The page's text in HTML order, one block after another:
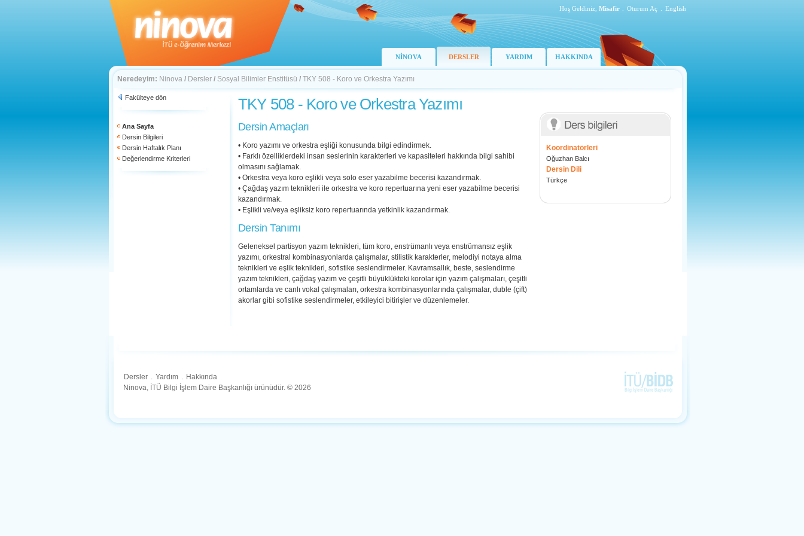
Hoş Geldiniz, Misafir Oturum Aç English
NİNOVA DERSLER YARDIM HAKKINDA
Neredeyim: Ninova / Dersler / Sosyal Bilimler Enstitüsü / TKY 508 - Koro ve Orkestra Yazımı
Fakülteye dön
Ana Sayfa
Dersin Bilgileri
Dersin Haftalık Planı
Değerlendirme Kriterleri
TKY 508 - Koro ve Orkestra Yazımı
Dersin Amaçları
• Koro yazımı ve orkestra eşliği konusunda bilgi edindirmek.
• Farklı özelliklerdeki insan seslerinin karakterleri ve kapasiteleri hakkında bilgi sahibi
olmasını sağlamak.
• Orkestra veya koro eşlikli veya solo eser yazabilme becerisi kazandırmak.
• Çağdaş yazım teknikleri ile orkestra ve koro repertuarına yeni eser yazabilme becerisi
kazandırmak.
• Eşlikli ve/veya eşliksiz koro repertuarında yetkinlik kazandırmak.
Dersin Tanımı
Geleneksel partisyon yazım teknikleri, tüm koro, enstrümanlı veya enstrümansız eşlik
yazımı, orkestral kombinasyonlarda çalışmalar, stilistik karakterler, melodiyi notaya alma
teknikleri ve eşlik teknikleri, sofistike seslendirmeler. Kavramsallık, beste, seslendirme
yazım teknikleri, çağdaş yazım ve çeşitli büyüklükteki korolar için yazım çalışmaları, çeşitli
ortamlarda ve canlı vokal çalışmaları, orkestra kombinasyonlarında çalışmalar, duble (çift)
akorlar gibi sofistike seslendirmeler, etkileyici bitirişler ve düzenlemeler.
Koordinatörleri
Oğuzhan Balcı
Dersin Dili
Türkçe
Dersler . Yardım . Hakkında
Ninova, İTÜ Bilgi İşlem Daire Başkanlığı ürünüdür. © 2026